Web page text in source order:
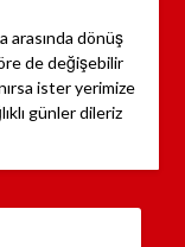
arasında dönüş
de değişebilir
ister yerimize
günler dileriz